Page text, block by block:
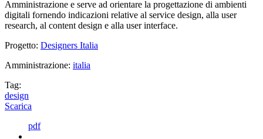
Amministrazione e serve ad orientare la progettazione di ambienti
digitali fornendo indicazioni relative al service design, alla user
research, al content design e alla user interface.
Progetto: Designers Italia
Amministrazione: italia
Tag:
design
Scarica
pdf